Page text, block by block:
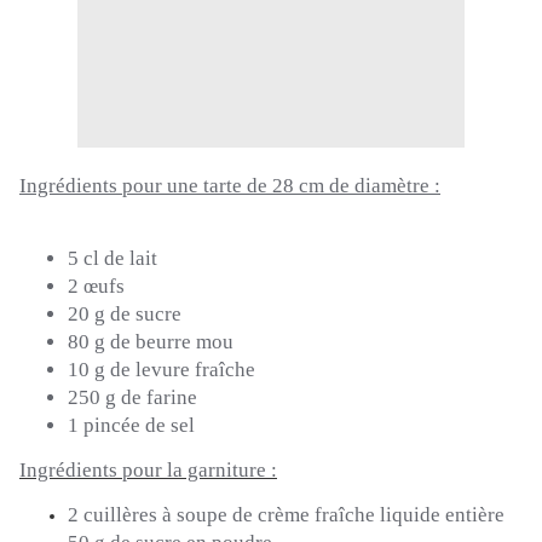
Ingrédients pour une tarte de 28 cm de diamètre :
5 cl de lait
2 œufs
20 g de sucre
80 g de beurre mou
10 g de levure fraîche
250 g de farine
1 pincée de sel
Ingrédients pour la garniture :
2 cuillères à soupe de crème fraîche liquide entière